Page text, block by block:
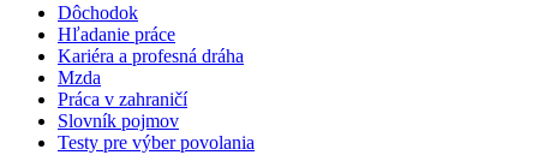
Dôchodok
Hľadanie práce
Kariéra a profesná dráha
Mzda
Práca v zahraničí
Slovník pojmov
Testy pre výber povolania